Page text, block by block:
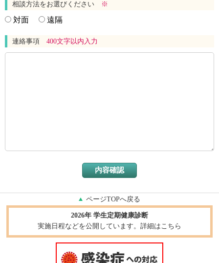
相談方法をお選びください ※
対面 遠隔
連絡事項 400文字以内入力
ページTOPへ戻る
2026年 学生定期健康診断
実施日程などを公開しています。詳細はこちら